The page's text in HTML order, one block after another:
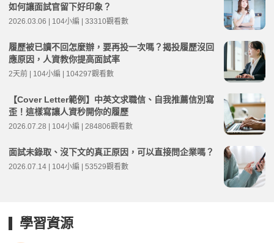
如何讓面試官留下好印象？
2026.03.06 | 104小編 | 33310觀看數
履歷被已讀不回怎麼辦，要再投一次嗎？揭投履歷沒回
應原因，人資教你提高面試率
2天前 | 104小編 | 104297觀看數
【Cover Letter範例】中英文求職信、自我推薦信別寫
歪！這樣寫讓人資秒開你的履歷
2026.07.28 | 104小編 | 284806觀看數
面試未錄取、沒下文的真正原因，可以直接問企業嗎？
2026.07.14 | 104小編 | 53529觀看數
學習資源